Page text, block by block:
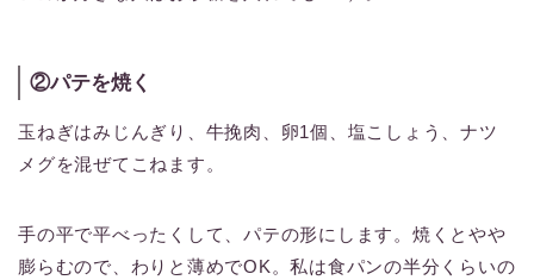
②パテを焼く
玉ねぎはみじんぎり、牛挽肉、卵1個、塩こしょう、ナツ
メグを混ぜてこねます。
手の平で平べったくして、パテの形にします。焼くとやや
膨らむので、わりと薄めでOK。私は食パンの半分くらいの